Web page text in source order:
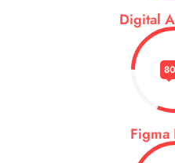
Digital
Figma